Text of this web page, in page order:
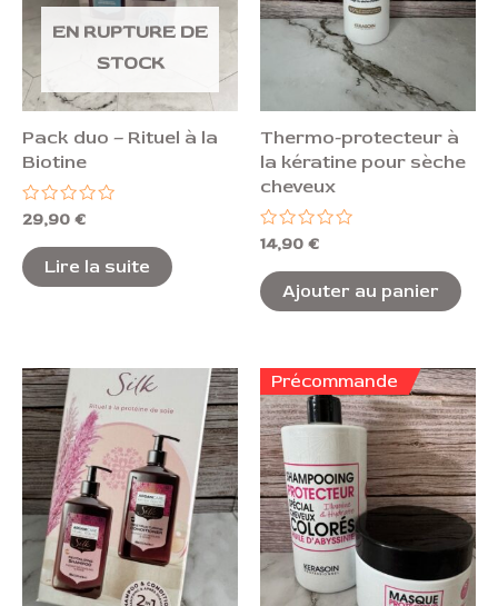
EN RUPTURE DE
STOCK
Pack duo – Rituel à la
Biotine
Note
sur
5
29,90 €
Lire la suite
Thermo-protecteur à
la kératine pour sèche
cheveux
Note
sur
5
14,90 €
Ajouter au panier
Précommande